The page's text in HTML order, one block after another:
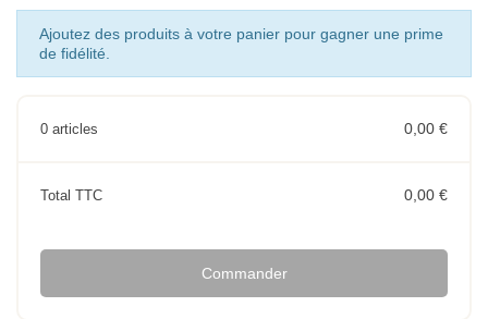
Ajoutez des produits à votre panier pour gagner une prime
de fidélité.
0 articles 0,00 €
Total TTC 0,00 €
Commander